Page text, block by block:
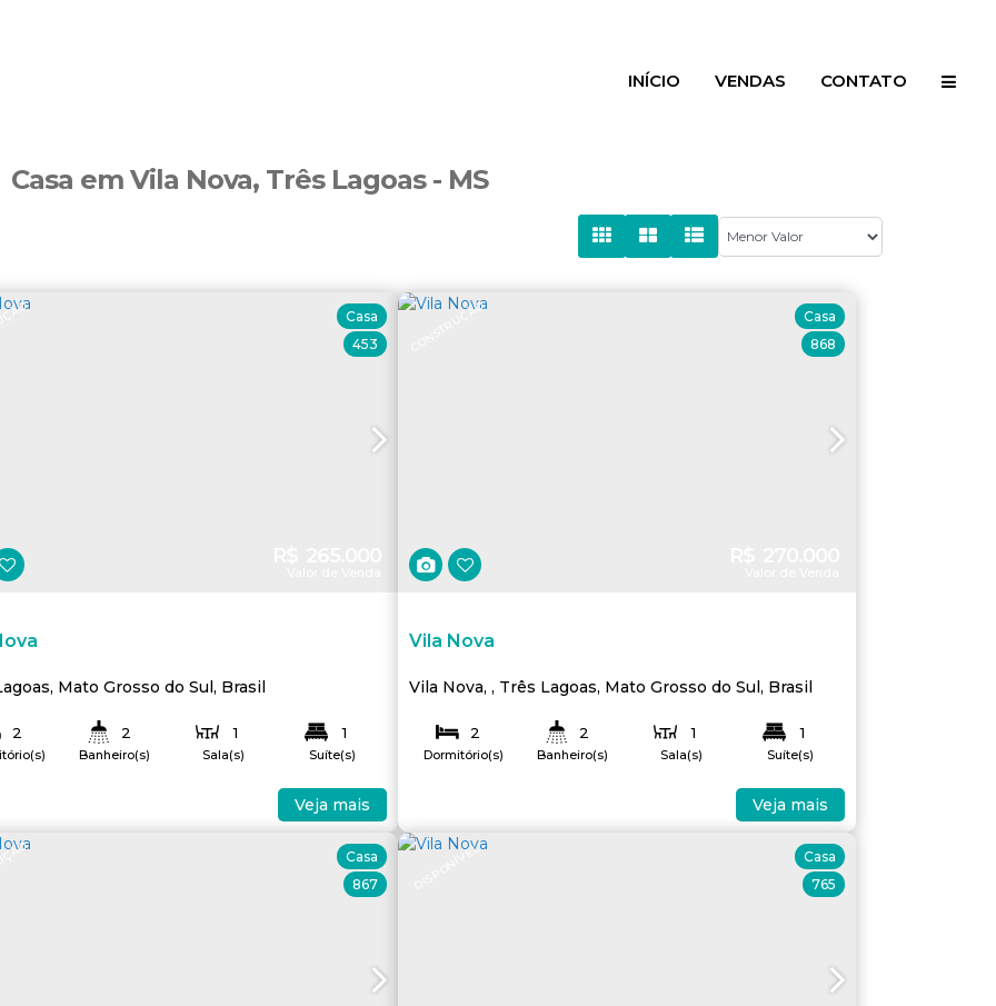
CONTATO
VENDAS
INÍCIO
Casa em Vila Nova, Três Lagoas - MS
453
Casa
, Mato Grosso do Sul, Brasil
2 2
Banheiro(s)
1
Sala(s)
1
Suíte(s)
53.67m²
Veja mais
CONSTRUÇÃO 868
Casa
Vila Nova
Vila Nova , Três Lagoas, Mato Grosso do Sul, Brasil
2
Dormitório(s)
2
Banheiro(s)
1
Sala(s)
1
Suíte(s)
Veja mais
867
Casa DISPONÍVEL 765
Casa